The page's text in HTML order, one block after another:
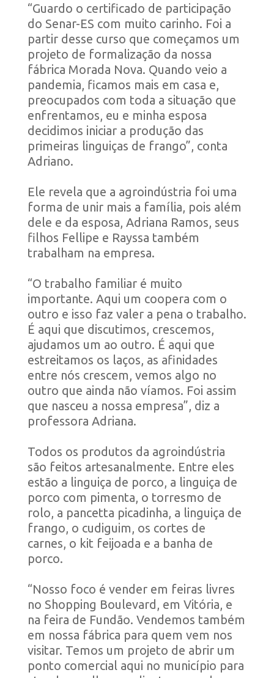
“Guardo o certificado de participação
do Senar-ES com muito carinho. Foi a
partir desse curso que começamos um
projeto de formalização da nossa
fábrica Morada Nova. Quando veio a
pandemia, ficamos mais em casa e,
preocupados com toda a situação que
enfrentamos, eu e minha esposa
decidimos iniciar a produção das
primeiras linguiças de frango”, conta
Adriano.
Ele revela que a agroindústria foi uma
forma de unir mais a família, pois além
dele e da esposa, Adriana Ramos, seus
filhos Fellipe e Rayssa também
trabalham na empresa.
“O trabalho familiar é muito
importante. Aqui um coopera com o
outro e isso faz valer a pena o trabalho.
É aqui que discutimos, crescemos,
ajudamos um ao outro. É aqui que
estreitamos os laços, as afinidades
entre nós crescem, vemos algo no
outro que ainda não víamos. Foi assim
que nasceu a nossa empresa”, diz a
professora Adriana.
Todos os produtos da agroindústria
são feitos artesanalmente. Entre eles
estão a linguiça de porco, a linguiça de
porco com pimenta, o torresmo de
rolo, a pancetta picadinha, a linguiça de
frango, o cudiguim, os cortes de
carnes, o kit feijoada e a banha de
porco.
“Nosso foco é vender em feiras livres
no Shopping Boulevard, em Vitória, e
na feira de Fundão. Vendemos também
em nossa fábrica para quem vem nos
visitar. Temos um projeto de abrir um
ponto comercial aqui no município para